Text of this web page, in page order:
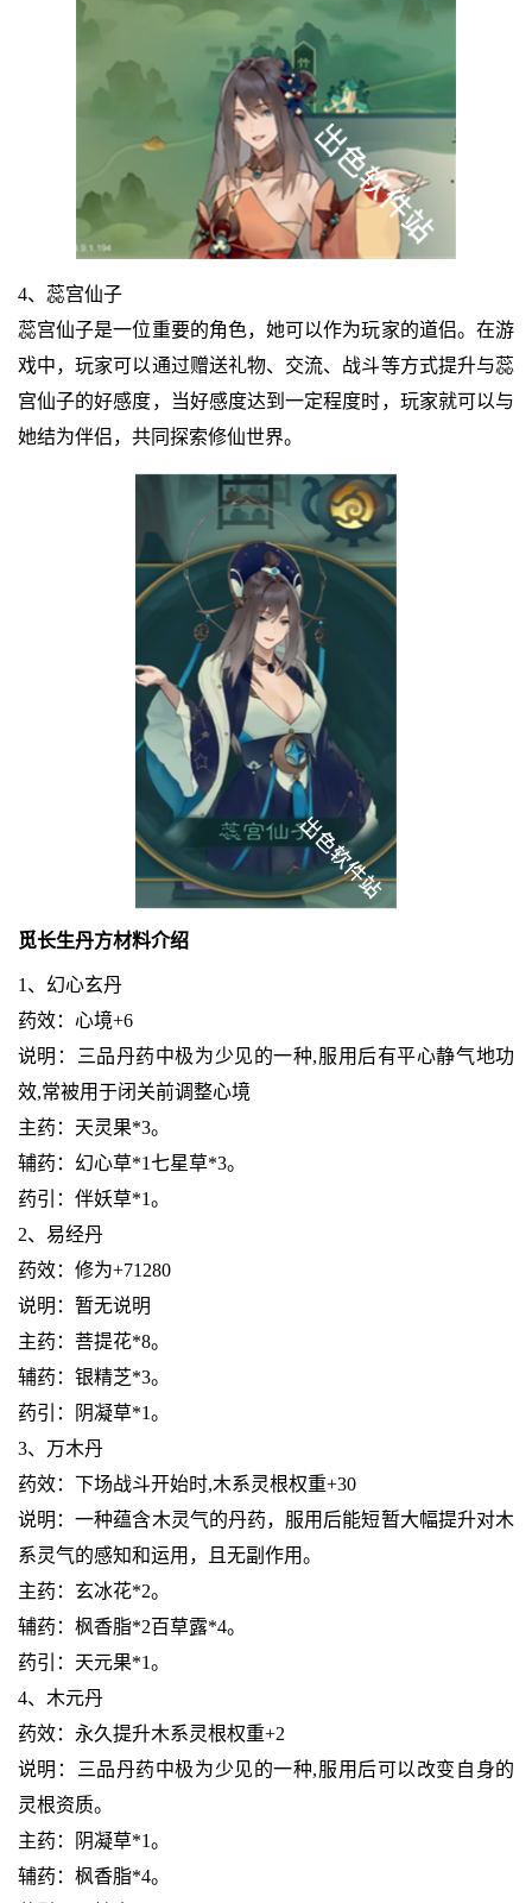
4、蕊宫仙子
蕊宫仙子是一位重要的角色，她可以作为玩家的道侣。在游
戏中，玩家可以通过赠送礼物、交流、战斗等方式提升与蕊
宫仙子的好感度，当好感度达到一定程度时，玩家就可以与
她结为伴侣，共同探索修仙世界。
觅长生丹方材料介绍
1、幻心玄丹
药效：心境+6
说明：三品丹药中极为少见的一种,服用后有平心静气地功
效,常被用于闭关前调整心境
主药：天灵果*3。
辅药：幻心草*1七星草*3。
药引：伴妖草*1。
2、易经丹
药效：修为+71280
说明：暂无说明
主药：菩提花*8。
辅药：银精芝*3。
药引：阴凝草*1。
3、万木丹
药效：下场战斗开始时,木系灵根权重+30
说明：一种蕴含木灵气的丹药，服用后能短暂大幅提升对木
系灵气的感知和运用，且无副作用。
主药：玄冰花*2。
辅药：枫香脂*2百草露*4。
药引：天元果*1。
4、木元丹
药效：永久提升木系灵根权重+2
说明：三品丹药中极为少见的一种,服用后可以改变自身的
灵根资质。
主药：阴凝草*1。
辅药：枫香脂*4。